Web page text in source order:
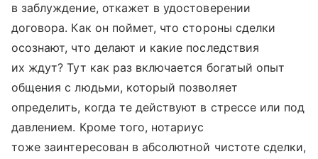
в заблуждение, откажет в удостоверении
договора. Как он поймет, что стороны сделки
осознают, что делают и какие последствия
их ждут? Тут как раз включается богатый опыт
общения с людьми, который позволяет
определить, когда те действуют в стрессе или под
давлением. Кроме того, нотариус
тоже заинтересован в абсолютной чистоте сделки,